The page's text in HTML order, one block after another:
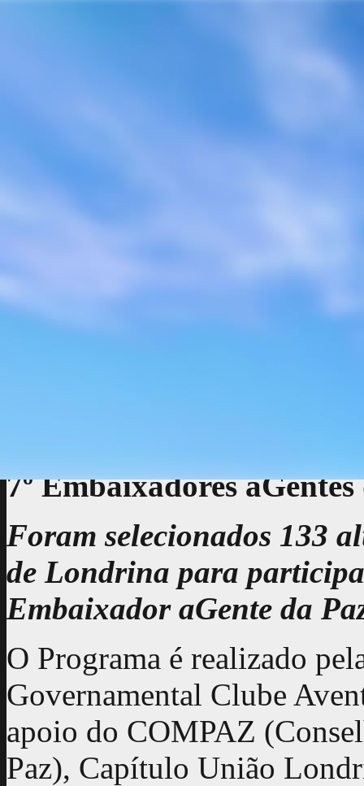
Mídia de Paz
Eventos
Contato
Home
7º Embaixadores
Foram selecionados 133
de Londrina para
Embaixador aGente da
O Programa é realizado
Governamental Clube
apoio do COMPAZ
Paz), Capítulo União